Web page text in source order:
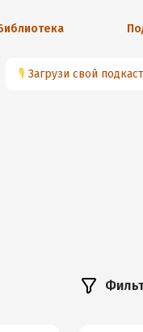
🎙 Загрузи свой подкаст